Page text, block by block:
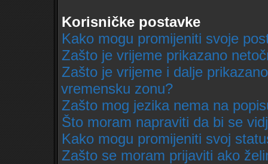
Korisničke postavke
Kako mogu promijeniti svoje
Zašto je vrijeme prikazano
Zašto je vrijeme i dalje
vremensku zonu?
Zašto mog jezika nema na
Što moram napraviti da bi se
Kako mogu promijeniti svoj
Zašto se moram prijaviti ako